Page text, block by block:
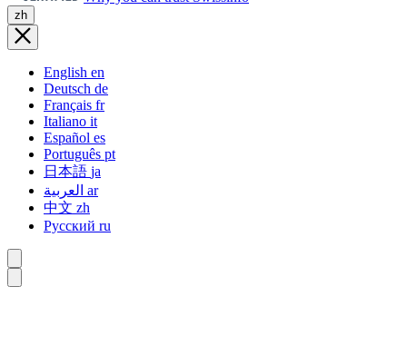
zh
English en
Deutsch de
Français fr
Italiano it
Español es
Português pt
日本語 ja
ar
中文 zh
Русский ru